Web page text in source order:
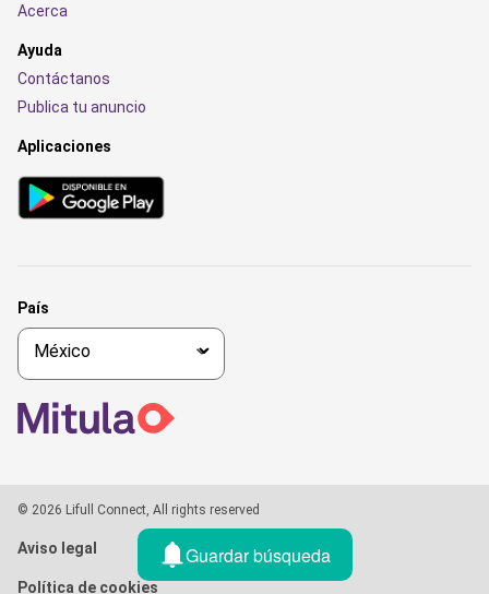
Guardar búsqueda
Acerca
Ayuda
Contáctanos
Publica tu anuncio
Aplicaciones
País
© 2026 Lifull Connect, All rights reserved
Aviso legal
Política de cookies